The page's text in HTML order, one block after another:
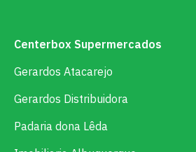
Centerbox Supermercados
Gerardos Atacarejo
Gerardos Distribuidora
Padaria dona Lêda